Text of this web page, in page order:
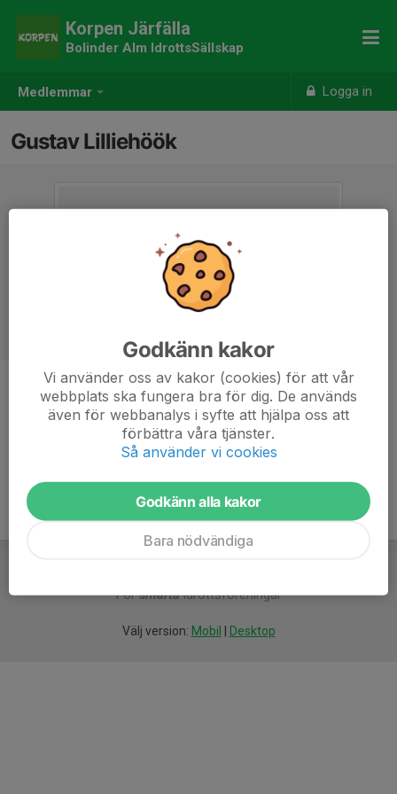
Medlemmar Logga in
Korpen Järfälla
Bolinder Alm IdrottsSällskap
Gustav Lilliehöök
Titel
43 år
Försmartaidrottsföreningar
Välj version: Mobil Desktop
Godkänn kakor
Vi använder oss av kakor (cookies) för att vår
webbplats ska fungera bra för dig. De används
även för webbanalys i syfte att hjälpa oss att
förbättra våra tjänster.
Så använder vi cookies
Godkänn alla kakor
Bara nödvändiga